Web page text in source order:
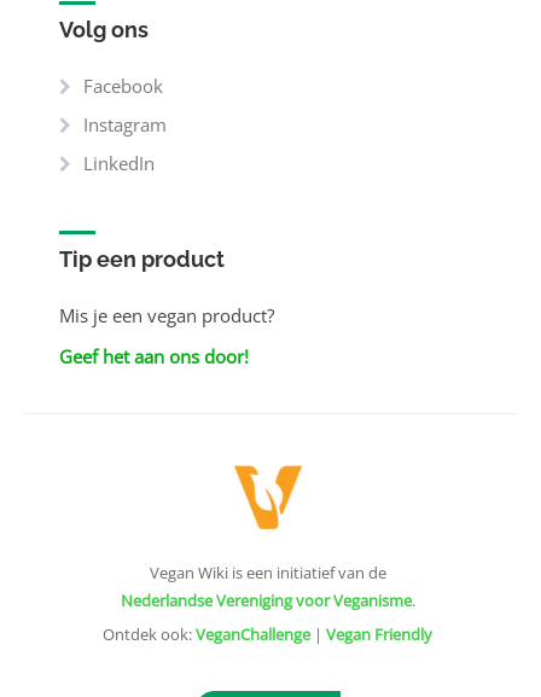
Volg ons
Facebook
Instagram
LinkedIn
Tip een product
Mis je een vegan product?
Geef het aan ons door!
Vegan Wiki is een initiatief van de
Nederlandse Vereniging voor Veganisme.
Ontdek ook:VeganChallenge| Vegan Friendly